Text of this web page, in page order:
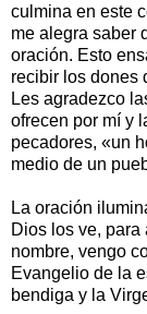
culmina en este
me alegra saber
oración. Esto
recibir los dones
Les agradezco
ofrecen por mí y
pecadores, «un
medio de un
La oración
Dios los ve, para
nombre, vengo
Evangelio de la
bendiga y la